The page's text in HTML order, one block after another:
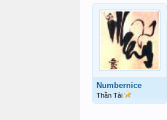
Numbernice
Thần Tài